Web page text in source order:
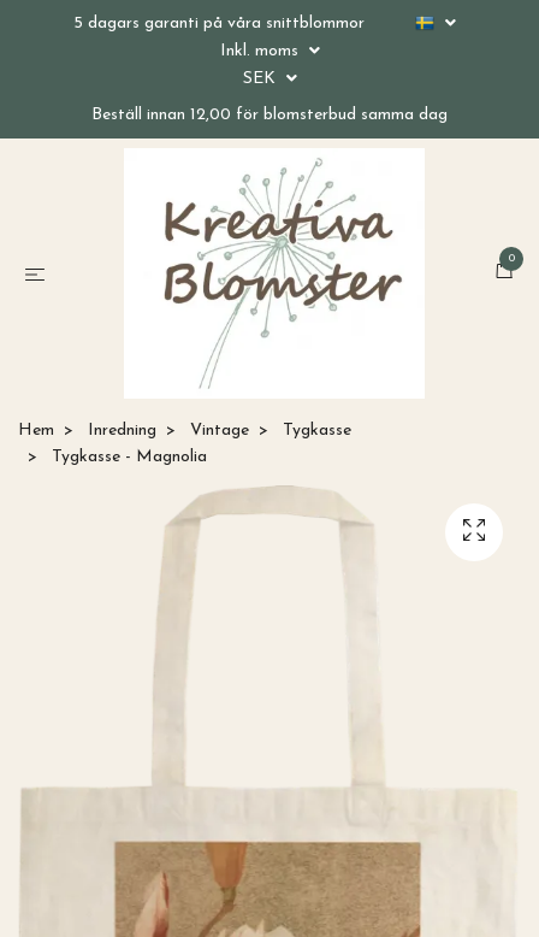
5 dagars garanti på våra snittblommor
Inkl. moms
SEK
Beställ innan 12,00 för blomsterbud samma dag
0
Hem Inredning Vintage
Tygkasse
Tygkasse - Magnolia